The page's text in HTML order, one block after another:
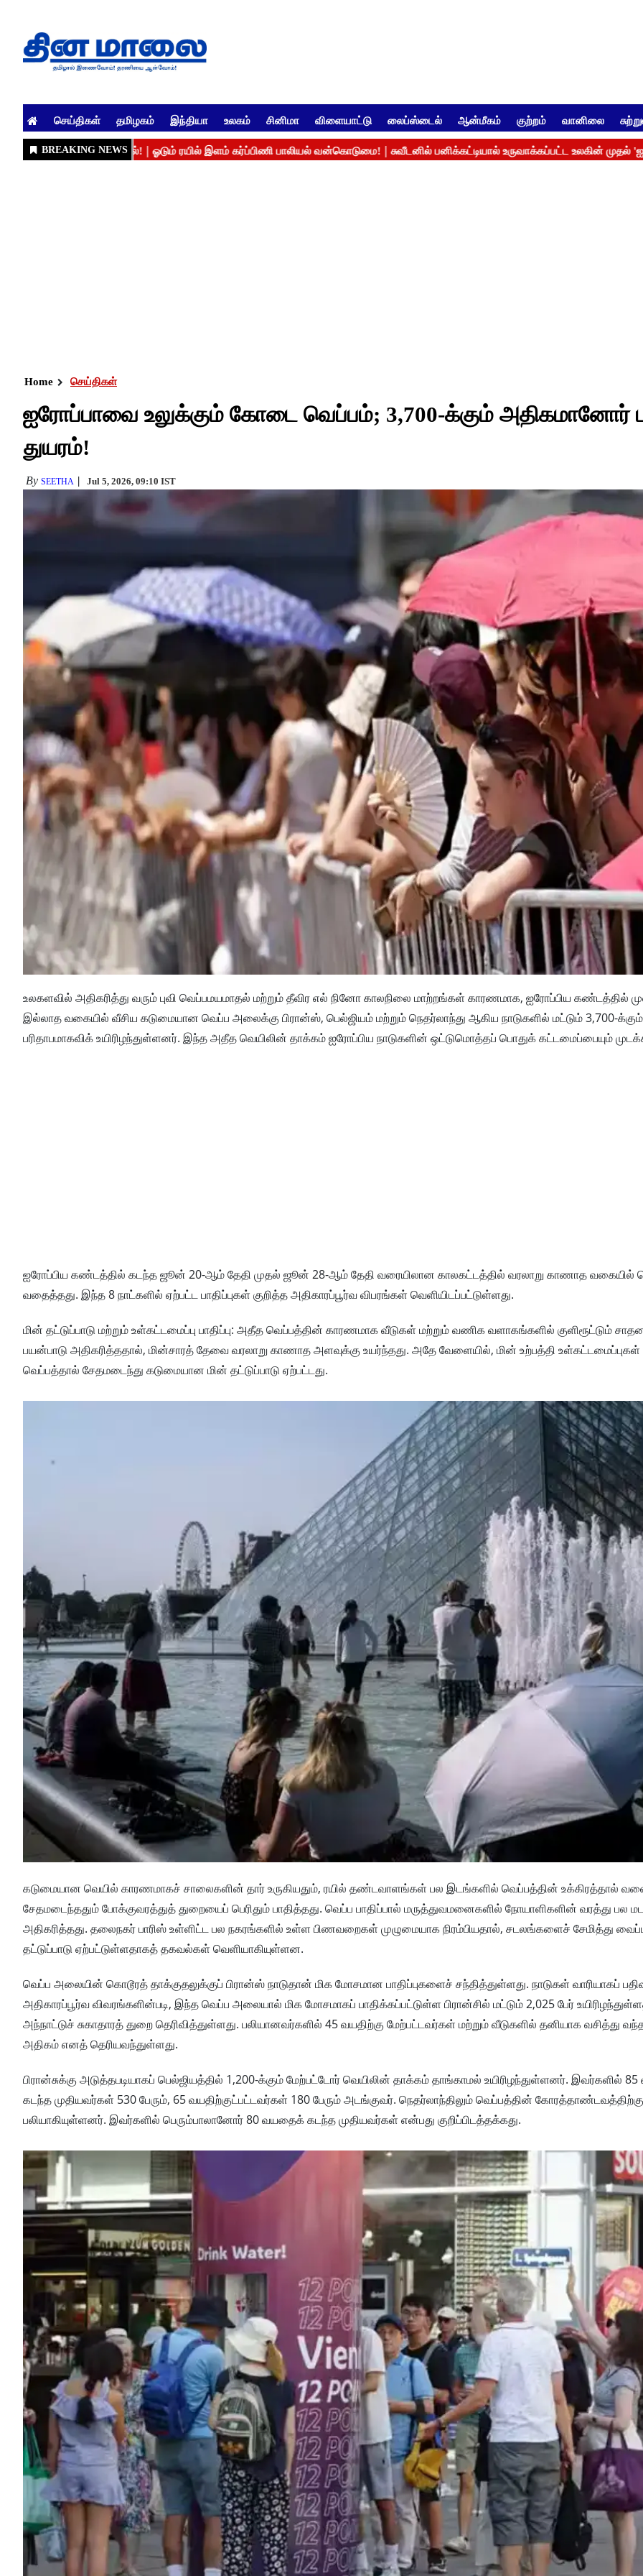
செய்திகள் தமிழகம் இந்தியா உலகம் சினிமா விளையாட்டு லைப்ஸ்டைல் ஆன்மீகம் குற்றம் வானிலை
Home செய்திகள்
ஐரோப்பாவை உலுக்கும் கோடை வெப்பம்; 3,700-க்கும் அதிகமானோர்
துயரம்!
By SEETHA Jul 5, 2026, 09:10 IST
உலகளவில் அதிகரித்து வரும் புவி வெப்பமயமாதல் மற்றும் தீவிர எல் நினோ காலநிலை மாற்றங்கள் காரணமாக, ஐரோப்பிய கண்டத்தில்
இல்லாத வகையில் வீசிய கடுமையான வெப்ப அலைக்கு பிரான்ஸ், பெல்ஜியம் மற்றும் நெதர்லாந்து ஆகிய நாடுகளில் மட்டும் 3,700-
பரிதாபமாகவிக் உயிரிழந்துள்ளனர். இந்த அதீத வெயிலின் தாக்கம் ஐரோப்பிய நாடுகளின் ஒட்டுமொத்தப் பொதுக் கட்டமைப்பையும்
ஐரோப்பிய கண்டத்தில் கடந்த ஜூன் 20-ஆம் தேதி முதல் ஜூன் 28-ஆம் தேதி வரையிலான காலகட்டத்தில் வரலாறு காணாத வகையில்
வதைத்தது. இந்த 8 நாட்களில் ஏற்பட்ட பாதிப்புகள் குறித்த அதிகாரப்பூர்வ விபரங்கள் வெளியிடப்பட்டுள்ளது.
மின் தட்டுப்பாடு மற்றும் உள்கட்டமைப்பு பாதிப்பு: அதீத வெப்பத்தின் காரணமாக வீடுகள் மற்றும் வணிக வளாகங்களில் குளிரூட்டும்
பயன்பாடு அதிகரித்ததால், மின்சாரத் தேவை வரலாறு காணாத அளவுக்கு உயர்ந்தது. அதே வேளையில், மின் உற்பத்தி
வெப்பத்தால் சேதமடைந்து கடுமையான மின் தட்டுப்பாடு ஏற்பட்டது.
கடுமையான வெயில் காரணமாகச் சாலைகளின் தார் உருகியதும், ரயில் தண்டவாளங்கள் பல இடங்களில் வெப்பத்தின் உக்கிரத்தால்
சேதமடைந்ததும் போக்குவரத்துத் துறையைப் பெரிதும் பாதித்தது. வெப்ப பாதிப்பால் மருத்துவமனைகளில் நோயாளிகளின் வரத்து பல
அதிகரித்தது. தலைநகர் பாரிஸ் உள்ளிட்ட பல நகரங்களில் உள்ள பிணவறைகள் முழுமையாக நிரம்பியதால், சடலங்களைச் சேமித்து
தட்டுப்பாடு ஏற்பட்டுள்ளதாகத் தகவல்கள் வெளியாகியுள்ளன.
வெப்ப அலையின் கொடூரத் தாக்குதலுக்குப் பிரான்ஸ் நாடுதான் மிக மோசமான பாதிப்புகளைச் சந்தித்துள்ளது. நாடுகள் வாரியாகப்
அதிகாரப்பூர்வ விவரங்களின்படி, இந்த வெப்ப அலையால் மிக மோசமாகப் பாதிக்கப்பட்டுள்ள பிரான்சில் மட்டும் 2,025 பேர்
அந்நாட்டுச் சுகாதாரத் துறை தெரிவித்துள்ளது. பலியானவர்களில் 45 வயதிற்கு மேற்பட்டவர்கள் மற்றும் வீடுகளில் தனியாக வசித்து
அதிகம் எனத் தெரியவந்துள்ளது.
பிரான்சுக்கு அடுத்தபடியாகப் பெல்ஜியத்தில் 1,200-க்கும் மேற்பட்டோர் வெயிலின் தாக்கம் தாங்காமல் உயிரிழந்துள்ளனர். இவர்களில்
கடந்த முதியவர்கள் 530 பேரும், 65 வயதிற்குட்பட்டவர்கள் 180 பேரும் அடங்குவர். நெதர்லாந்திலும் வெப்பத்தின்
பலியாகியுள்ளனர். இவர்களில் பெரும்பாலானோர் 80 வயதைக் கடந்த முதியவர்கள் என்பது குறிப்பிடத்தக்கது.